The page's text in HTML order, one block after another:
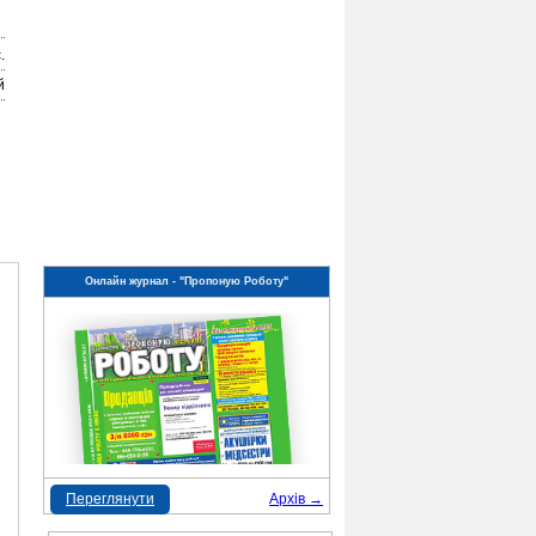
Онлайн журнал - "Пропоную Роботу"
Архів →
Переглянути